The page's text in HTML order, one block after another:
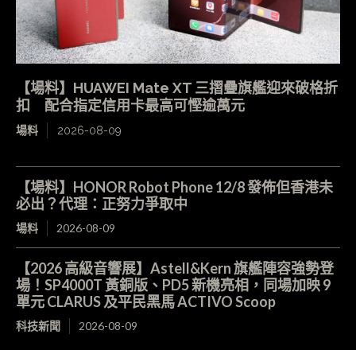
【場料】HUAWEI Mate XT 三摺疊旗艦迎來破格折
扣 配合指定信用卡最高可慳逾萬元
場料 2026-08-09
【場料】HONOR Robot Phone 12/8 發佈但香港未
必出？代理：正努力爭取中
場料 2026-08-09
【2026 高級音響展】Astell&Kern 旗艦陣容強勢登
場！SP4000T 黃銅版、PD5 新機亮相，同場加映 9
單元 CLARUS 及平民黑馬 ACTIVO Scoop
科技新聞 2026-08-09